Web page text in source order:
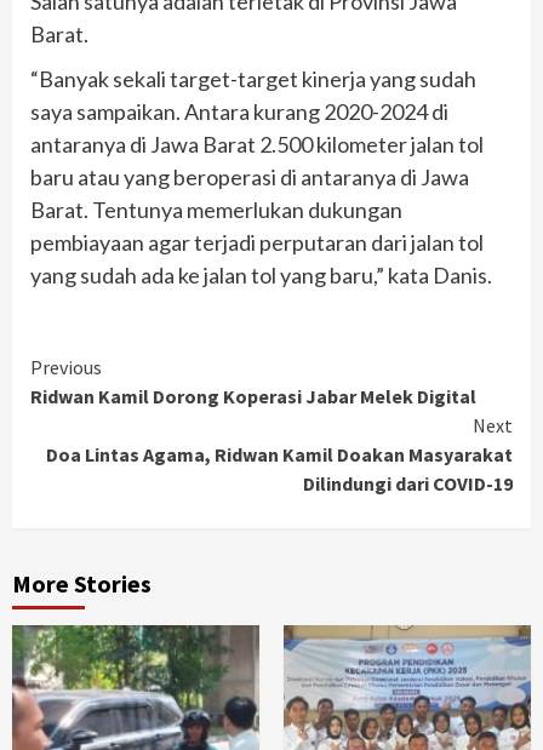
Barat.
“Banyak sekali target-target kinerja yang sudah
saya sampaikan. Antara kurang 2020-2024 di
antaranya di Jawa Barat 2.500 kilometer jalan tol
baru atau yang beroperasi di antaranya di Jawa
Barat. Tentunya memerlukan dukungan
pembiayaan agar terjadi perputaran dari jalan tol
yang sudah ada ke jalan tol yang baru,” kata Danis.
Continue
Reading
Previous
Ridwan Kamil Dorong Koperasi Jabar Melek Digital
Next
Doa Lintas Agama, Ridwan Kamil Doakan Masyarakat
Dilindungi dari COVID-19
More Stories